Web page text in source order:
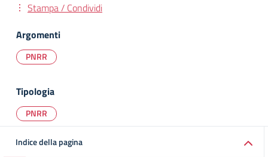
Stampa / Condividi
Argomenti
PNRR
Tipologia
PNRR
Indice della pagina